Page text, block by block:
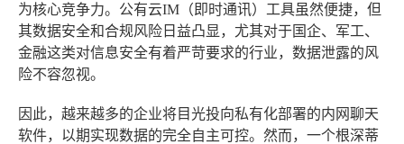
为核心竞争力。公有云IM（即时通讯）工具虽然便捷，但
其数据安全和合规风险日益凸显，尤其对于国企、军工、
金融这类对信息安全有着严苛要求的行业，数据泄露的风
险不容忽视。
因此，越来越多的企业将目光投向私有化部署的内网聊天
软件，以期实现数据的完全自主可控。然而，一个根深蒂